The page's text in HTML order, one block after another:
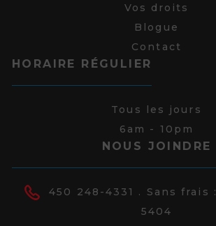
Vos droits
Blogue
Contact
HORAIRE RÉGULIER
Tous les jours
6am - 10pm
NOUS JOINDRE
450 248-4331 . Sans frais :
5404